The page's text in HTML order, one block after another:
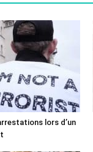
lors d’un